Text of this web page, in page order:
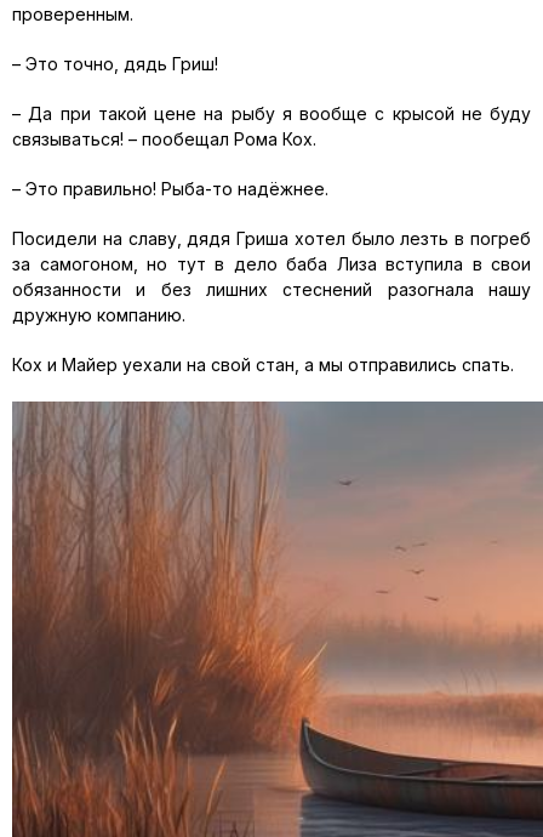
проверенным.
– Это точно, дядь Гриш!
– Да при такой цене на рыбу я вообще с крысой не буду
связываться! – пообещал Рома Кох.
– Это правильно! Рыба-то надёжнее.
Посидели на славу, дядя Гриша хотел было лезть в погреб
за самогоном, но тут в дело баба Лиза вступила в свои
обязанности и без лишних стеснений разогнала нашу
дружную компанию.
Кох и Майер уехали на свой стан, а мы отправились спать.